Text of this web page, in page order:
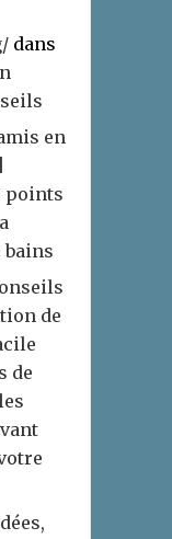
dans
en
points
bains
de
de